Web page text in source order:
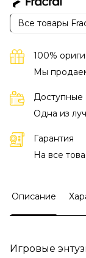
Все товары
100%
Мы
Доступные
Одна из
Гарантия
На все
Описание
Игровые